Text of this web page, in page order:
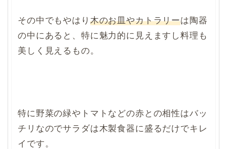
その中でもやはり 木のお皿やカトラリーは陶器
の中にあると、特に魅力的に見えますし料理も
美しく見えるもの。
特に野菜の緑やトマトなどの赤との相性はバッ
チリなのでサラダは木製食器に盛るだけでキレ
イです。